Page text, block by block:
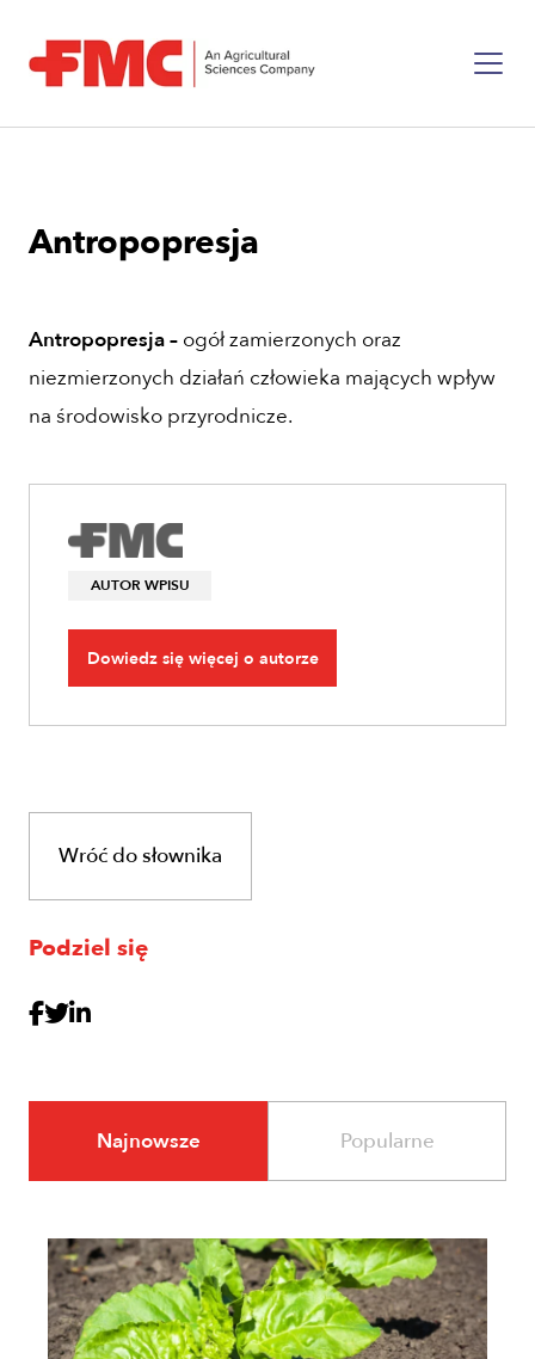
Antropopresja
Antropopresja – ogół zamierzonych oraz
niezmierzonych działań człowieka mających wpływ
na środowisko przyrodnicze.
AUTOR WPISU
Dowiedz się więcej o autorze
Wróć do słownika
Podziel się
Najnowsze Popularne